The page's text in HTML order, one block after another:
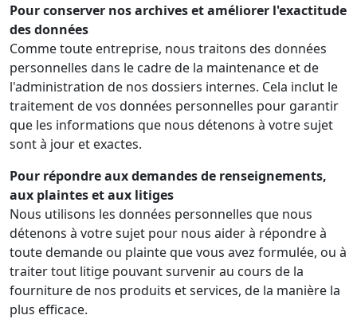
Pour conserver nos archives et améliorer l'exactitude
des données
Comme toute entreprise, nous traitons des données
personnelles dans le cadre de la maintenance et de
l'administration de nos dossiers internes. Cela inclut le
traitement de vos données personnelles pour garantir
que les informations que nous détenons à votre sujet
sont à jour et exactes.
Pour répondre aux demandes de renseignements,
aux plaintes et aux litiges
Nous utilisons les données personnelles que nous
détenons à votre sujet pour nous aider à répondre à
toute demande ou plainte que vous avez formulée, ou à
traiter tout litige pouvant survenir au cours de la
fourniture de nos produits et services, de la manière la
plus efficace.